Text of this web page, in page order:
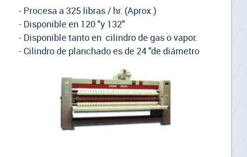
- Procesa a 325 libras / hr. (Aprox.)
- Disponible en 120 "y 132"
- Disponible tanto en cilindro de gas o vapor.
- Cilindro de planchado es de 24 "de diámetro